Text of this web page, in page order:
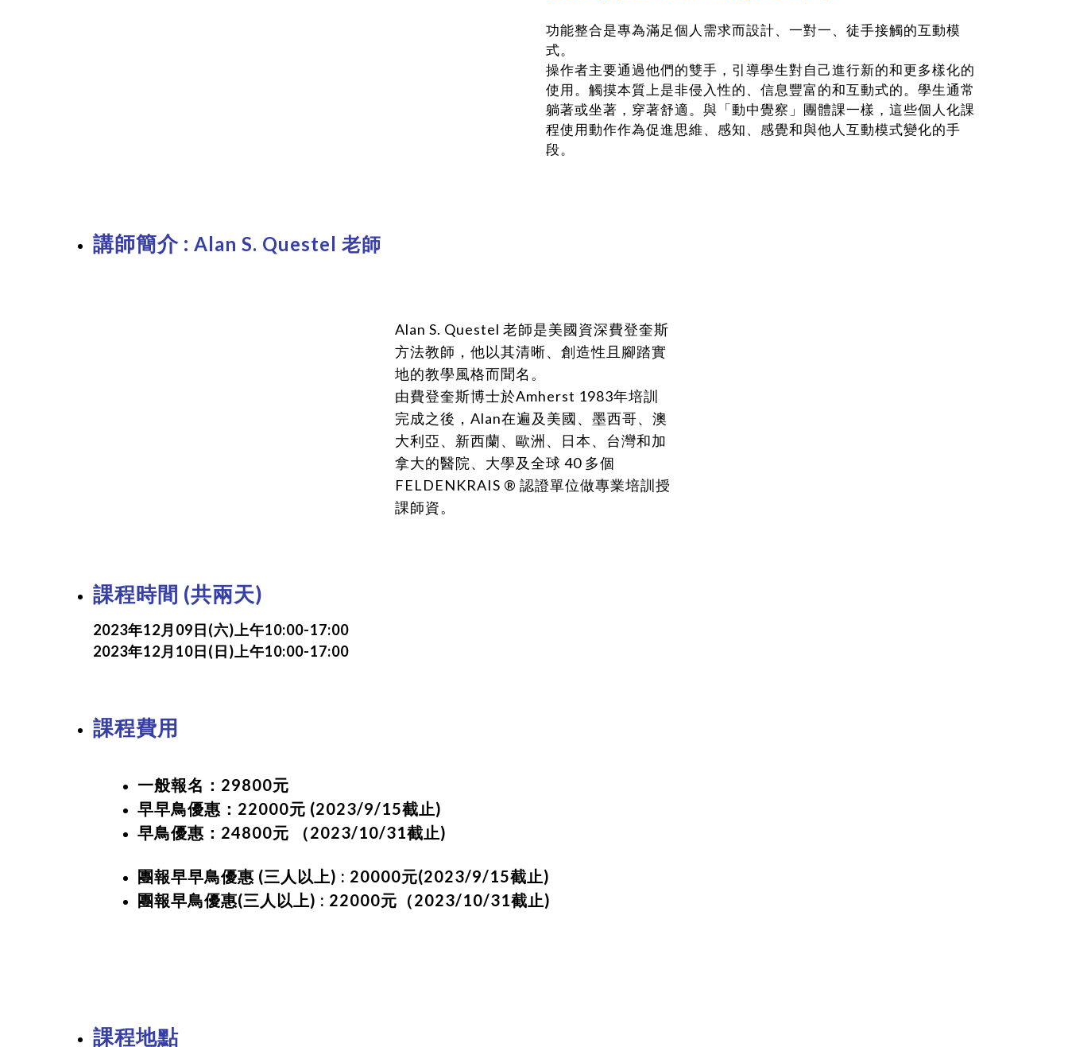
功能整合是專為滿足個人需求而設計、一對一、徒手接觸的互動模
式。
操作者主要通過他們的雙手，引導學生對自己進行新的和更多樣化的
使用。觸摸本質上是非侵入性的、信息豐富的和互動式的。學生通常
躺著或坐著，穿著舒適。與「動中覺察」團體課一樣，這些個人化課
程使用動作作為促進思維、感知、感覺和與他人互動模式變化的手
段。
講師簡介 : Alan S. Questel 老師
Alan S. Questel 老師是美國資深費登奎斯
方法教師，他以其清晰、創造性且腳踏實
地的教學風格而聞名。
由費登奎斯博士於Amherst 1983年培訓
完成之後， Alan在遍及美國、墨西哥、澳
大利亞、新西蘭、歐洲、日本、台灣和加
拿大的醫院、大學及全球 40 多個
FELDENKRAIS ® 認證單位做專業培訓授
課師資。
課程時間 (共兩天)
2023年12月09日(六)上午10:00-17:00
2023年12月10日(日)上午10:00-17:00
課程費用
一般報名：29800元
早早鳥優惠：22000元 (2023/9/15截止)
早鳥優惠：24800元 （2023/10/31截止)
團報早早鳥優惠 (三人以上) : 20000元(2023/9/15截止)
團報早鳥優惠(三人以上) : 22000元（2023/10/31截止)
課程地點